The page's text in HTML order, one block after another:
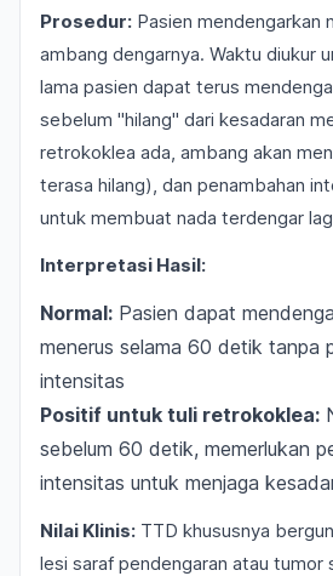
Prosedur: Pasien mendengarkan
ambang dengarnya. Waktu diukur
lama pasien dapat terus
sebelum "hilang" dari kesadaran
retrokoklea ada, ambang akan
terasa hilang), dan penambahan
untuk membuat nada terdengar
Interpretasi Hasil:
Normal: Pasien dapat
menerus selama 60 detik tanpa
intensitas
Positif untuk tuli retrokoklea:
sebelum 60 detik, memerlukan
intensitas untuk menjaga
Nilai Klinis: TTD khususnya
lesi saraf pendengaran atau tumor